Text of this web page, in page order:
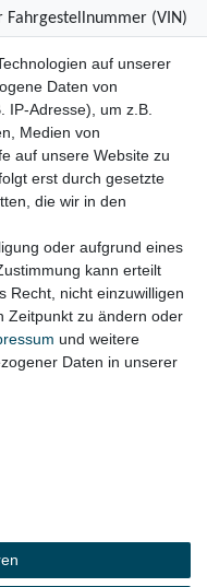
(VIN)
3 Werktage
auf unserer
Daten von
IP-Adresse), um z.B.
Medien von
auf unsere Website zu
erst durch gesetzte
die wir in den
oder aufgrund eines
kann erteilt
Recht, nicht einzuwilligen
Zeitpunkt zu ändern oder
und weitere
Daten in unserer
vorbehalten.